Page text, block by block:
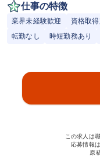
仕事の特徴
業界未経験歓迎 資格取
転勤なし
時短勤務あり
この求人は
応募情報
原